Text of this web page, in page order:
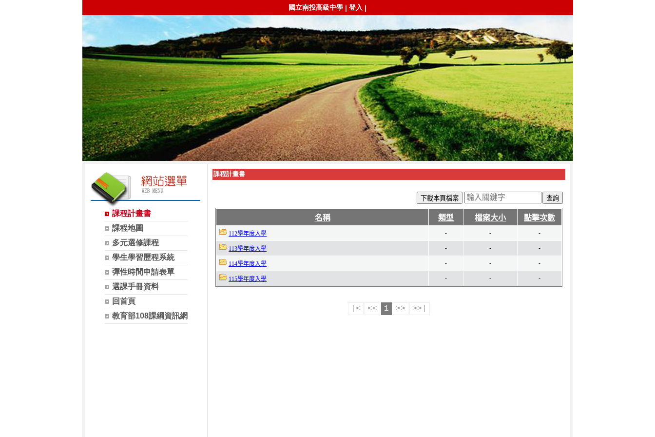
國立南投高級中學 | 登入 |
課程計畫書
課程地圖
多元選修課程
學生學習歷程系統
彈性時間申請表單
選課手冊資料
回首頁
教育部108課綱資訊網
課程計畫書